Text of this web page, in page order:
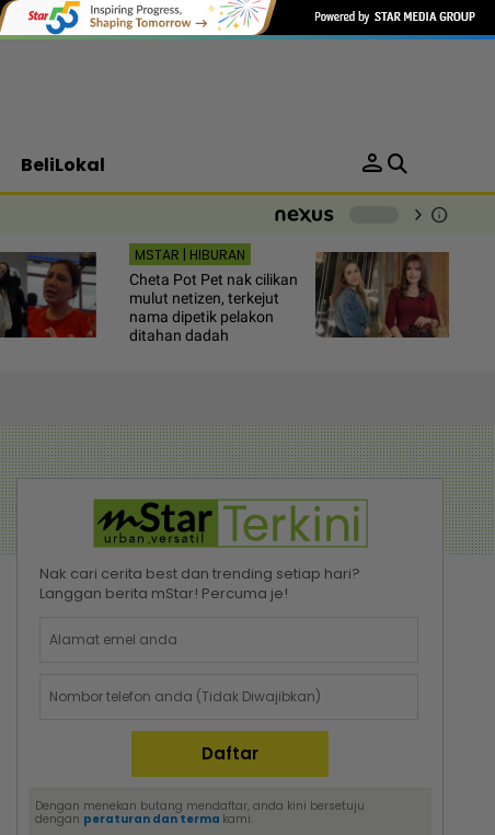
BeliLokal person
chevron_right info
MSTAR | HIBURAN
Cheta Pot Pet nak cilikan
mulut netizen, terkejut
nama dipetik pelakon
ditahan dadah
Nak cari cerita best dan trending setiap hari?
Langgan berita mStar! Percuma je!
Dengan menekan butang mendaftar, anda kini bersetuju
dengan peraturan dan terma kami.